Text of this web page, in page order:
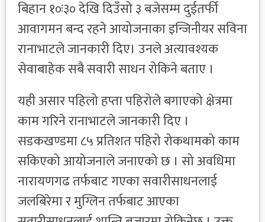
बिहान १०ः३० देखि दिउँसो ३ बजेसम्म दुईतर्फी
आवागमन बन्द रहने आयोजनाका इन्जिनीयर सविना
रानाभाटले जानकारी दिए। उनले अत्यावश्यक
सेवाबाहेक सबै सवारी साधन रोकिने बताए ।
यही असार पहिलो हप्ता पहिरोले बगाएको क्षेत्रमा
काम गरिने रानाभाटले जानकारी दिए ।
सडकखण्डमा ८५ प्रतिशत पहिरो रोकथामको काम
सकिएको आयोजनाले जनाएको छ । सो अवधिमा
नारायणगढ तर्फबाट गएका सवारीसाधनलाई
जलबिरेमा र मुग्लिन तर्फबाट आएका